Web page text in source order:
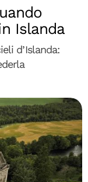
Islanda
d’Islanda: